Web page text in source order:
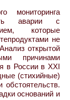
мониторинга
аварии с
которые
не
открытой
причинами
в России в XXI
(стихийные)
обстоятельств.
оснований и